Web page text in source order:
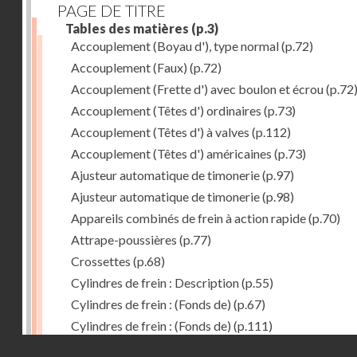
PAGE DE TITRE
Tables des matières (p.3)
Accouplement (Boyau d'), type normal(p.72)
Accouplement (Faux) (p.72)
Accouplement (Frette d') avec boulon et écrou(p.72)
Accouplement (Têtes d') ordinaires (p.73)
Accouplement (Têtes d') à valves (p.112)
Accouplement (Têtes d') américaines (p.73)
Ajusteur automatique de timonerie(p.97)
Ajusteur automatique de timonerie(p.98)
Appareils combinés de frein à action rapide(p.70)
Attrape-poussières (p.77)
Crossettes (p.68)
Cylindres de frein : Description(p.55)
Cylindres de frein : (Fonds de) (p.67)
Cylindres de frein : (Fonds de) (p.111)